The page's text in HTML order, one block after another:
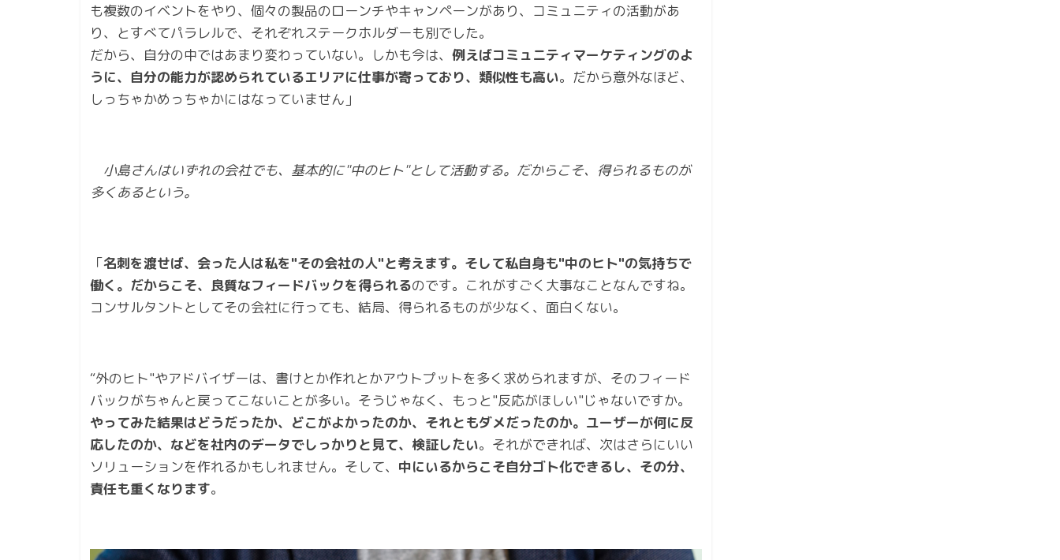
も複数のイベントをやり、個々の製品のローンチやキャンペーンがあり、コミュニティの活動があ
り、とすべてパラレルで、それぞれステークホルダーも別でした。
だから、自分の中ではあまり変わっていない。しかも今は、 例えばコミュニティマーケティングのよ
うに、自分の能力が認められているエリアに仕事が寄っており、類似性も高い。だから意外なほど、
しっちゃかめっちゃかにはなっていません」
小島さんはいずれの会社でも、基本的に"中のヒト"として活動する。だからこそ、得られるものが
多くあるという。
「名刺を渡せば、会った人は私を"その会社の人"と考えます。そして私自身も"中のヒト"の気持ちで
働く。だからこそ、良質なフィードバックを得られるのです。これがすごく大事なことなんですね。
コンサルタントとしてその会社に行っても、結局、得られるものが少なく、面白くない。
“外のヒト"やアドバイザーは、書けとか作れとかアウトプットを多く求められますが、そのフィード
バックがちゃんと戻ってこないことが多い。そうじゃなく、もっと"反応がほしい"じゃないですか。
やってみた結果はどうだったか、どこがよかったのか、それともダメだったのか。ユーザーが何に反
応したのか、などを社内のデータでしっかりと見て、検証したい。それができれば、次はさらにいい
ソリューションを作れるかもしれません。そして、 中にいるからこそ自分ゴト化できるし、その分、
責任も重くなります。